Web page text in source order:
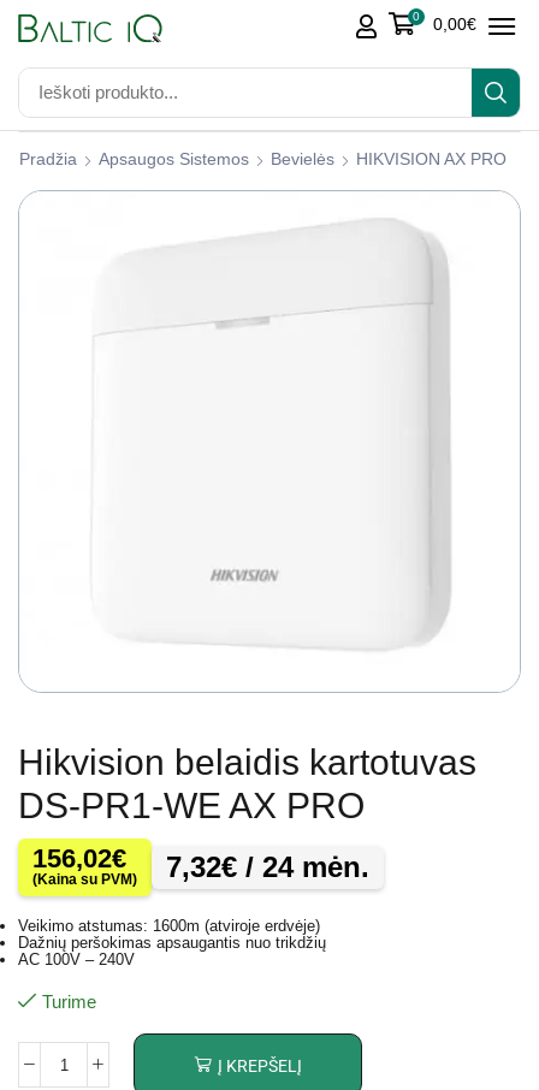
0 0,00€
Pradžia Apsaugos Sistemos Bevielės HIKVISION AX PRO
Hikvision belaidis kartotuvas
DS-PR1-WE AX PRO
156,02€
(Kaina su PVM) 7,32€ / 24 mėn.
Veikimo atstumas: 1600m (atviroje erdvėje)
Dažnių peršokimas apsaugantis nuo trikdžių
AC 100V – 240V
Turime
Į KREPŠELĮ